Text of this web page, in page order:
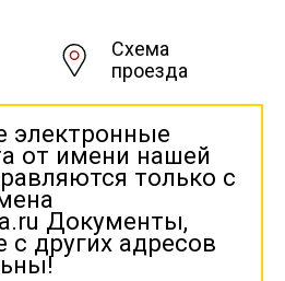
Схема
проезда
электронные
от имени нашей
только с
Документы,
с других адресов